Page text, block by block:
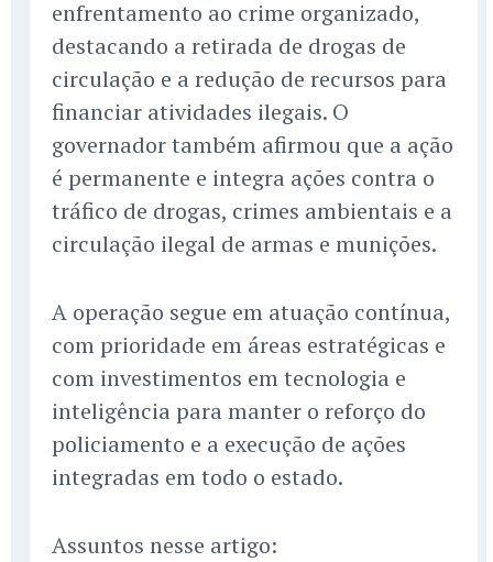
enfrentamento ao crime organizado,
destacando a retirada de drogas de
circulação e a redução de recursos para
financiar atividades ilegais. O
governador também afirmou que a ação
é permanente e integra ações contra o
tráfico de drogas, crimes ambientais e a
circulação ilegal de armas e munições.
A operação segue em atuação contínua,
com prioridade em áreas estratégicas e
com investimentos em tecnologia e
inteligência para manter o reforço do
policiamento e a execução de ações
integradas em todo o estado.
Assuntos nesse artigo: